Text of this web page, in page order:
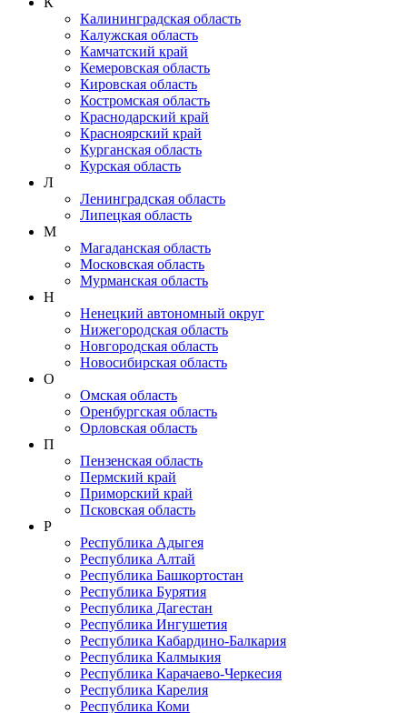
Калининградская область
Калужская область
Камчатский край
Кемеровская область
Кировская область
Костромская область
Краснодарский край
Красноярский край
Курганская область
Курская область
Л
Ленинградская область
Липецкая область
М
Магаданская область
Московская область
Мурманская область
Н
Ненецкий автономный округ
Нижегородская область
Новгородская область
Новосибирская область
О
Омская область
Оренбургская область
Орловская область
П
Пензенская область
Пермский край
Приморский край
Псковская область
Р
Республика Адыгея
Республика Алтай
Республика Башкортостан
Республика Бурятия
Республика Дагестан
Республика Ингушетия
Республика Кабардино-Балкария
Республика Калмыкия
Республика Карачаево-Черкеcия
Республика Карелия
Республика Коми